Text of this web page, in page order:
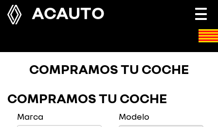
ACAUTO
COMPRAMOS TU COCHE
COMPRAMOS TU COCHE
Marca Modelo